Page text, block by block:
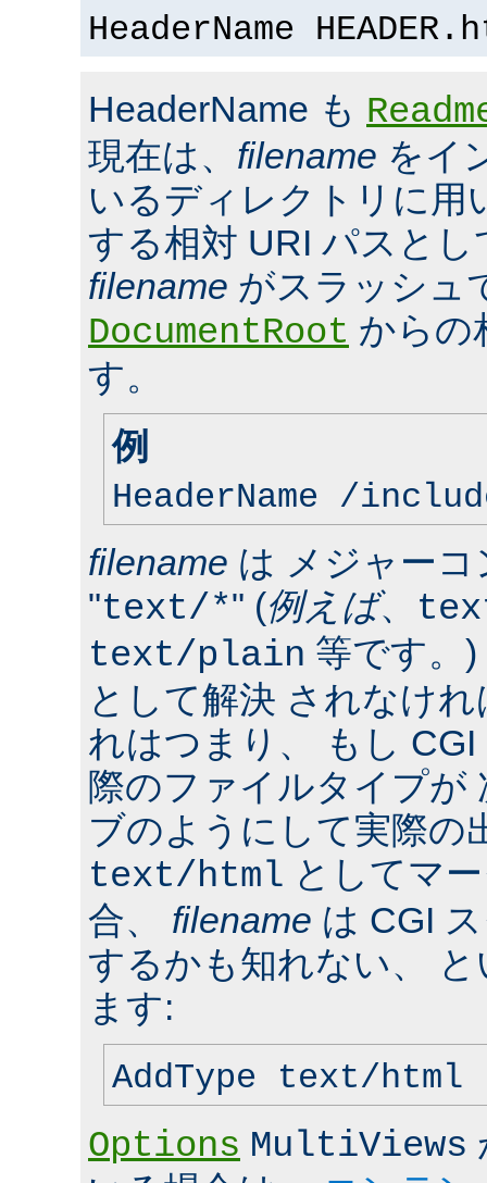
HeaderName
HeaderName も
現在は、 filename をイ
いるディレクトリに用
する相対 URI パスと
filename がスラッシュ
DocumentRoot からの
す。
例
HeaderName /
filename は メジャー
"text/*" (例えば、
text/plain 等です。
として解決 されなけ
れはつまり、 もし
際のファイルタイプが
ブのようにして実際の
text/html としてマ
合、 filename は CGI
するかも知れない、
ます:
AddType text/
Options MultiViews